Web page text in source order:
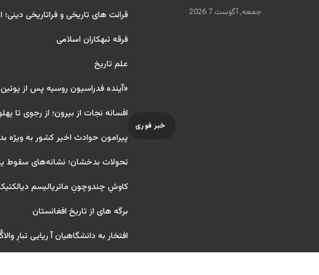
جمعه, آگوست 7 2026
خبر فوری
قرائت های تاریخی و فراتاریخی
فرقه تبهکاران اسلامی
علم تاریخ
«آینده فدراسیون روسیه پس از
افسانه نجات از بیرون؛ از رجوی تا
پیرامون حوادث اخیر کشور به ویژه
تحولات بدخشان؛ نشانه‌های سقوط
کاوشِ چندو‌چونِ ماتریالیسم
برگه های از تاریخ افغانستان
افتخار به دانشگاهیان آ ریایی تبارِ